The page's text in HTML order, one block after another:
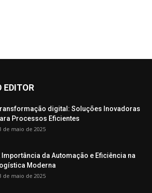
EDITOR
digital: Soluções Inovadoras
Processos Eficientes
de maio de 2025
Importância da Automação e Eficiência na
Moderna
de maio de 2025